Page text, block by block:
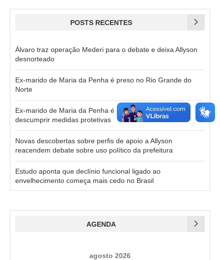
POSTS RECENTES
Álvaro traz operação Mederi para o debate e deixa Allyson
desnorteado
Ex-marido de Maria da Penha é preso no Rio Grande do
Norte
Ex-marido de Maria da Penha é preso em Natal por
descumprir medidas protetivas
Novas descobertas sobre perfis de apoio a Allyson
reacendem debate sobre uso político da prefeitura
Estudo aponta que declínio funcional ligado ao
envelhecimento começa mais cedo no Brasil
AGENDA
agosto 2026